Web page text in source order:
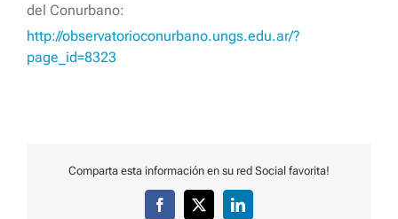
del Conurbano:
http://observatorioconurbano.ungs.edu.ar/?
page_id=8323
Comparta esta información en su red Social favorita!
Facebook
X LinkedIn